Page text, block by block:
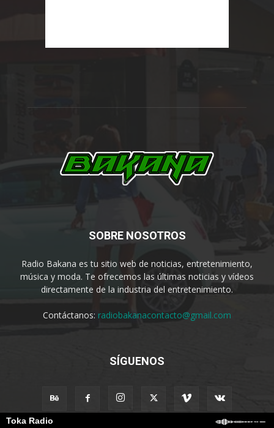
SOBRE NOSOTROS
Radio Bakana es tu sitio web de noticias, entretenimiento,
música y moda. Te ofrecemos las últimas noticias y vídeos
directamente de la industria del entretenimiento.
Contáctanos: radiobakanacontacto@gmail.com
SÍGUENOS